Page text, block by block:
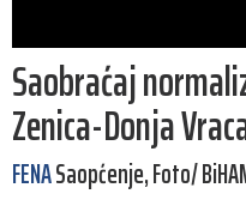
Saobraćaj
Zenica-Donja
FENASaopćenje, Foto/